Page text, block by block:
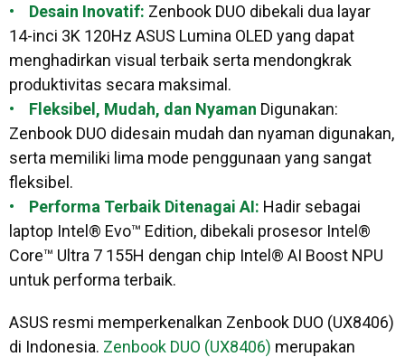
• Desain Inovatif: Zenbook DUO dibekali dua layar
14-inci 3K 120Hz ASUS Lumina OLED yang dapat
menghadirkan visual terbaik serta mendongkrak
produktivitas secara maksimal.
• Fleksibel, Mudah, dan Nyaman Digunakan:
Zenbook DUO didesain mudah dan nyaman digunakan,
serta memiliki lima mode penggunaan yang sangat
fleksibel.
• Performa Terbaik Ditenagai AI: Hadir sebagai
laptop Intel® Evo™ Edition, dibekali prosesor Intel®
Core™ Ultra 7 155H dengan chip Intel® AI Boost NPU
untuk performa terbaik.
ASUS resmi memperkenalkan Zenbook DUO (UX8406)
di Indonesia. Zenbook DUO (UX8406) merupakan